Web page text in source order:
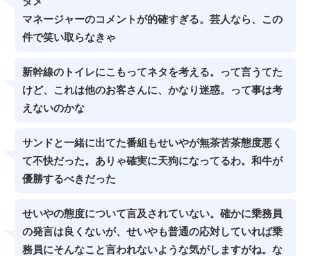
マネージャーのコメントが的確すぎる。芸人なら、この
件で笑い取らなきゃ
新幹線のトイレにこもってネタを考える。って言うてた
けど、これは他のお客さんに、かなり迷惑。って事は考
えないのかな
サンドと一緒に出てた番組もせいやが無茶苦茶態度悪く
て不快だった。ありゃ確実に天狗になってるわ。和牛が
優勝するべきだった
せいやの態度について言及されていない。確かに乗務員
の発言は良くないが、せいやも普通の応対していれば乗
務員にそんなこと言われないような気がしますがね。な